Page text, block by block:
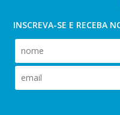
INSCREVA-SE E RECEBA